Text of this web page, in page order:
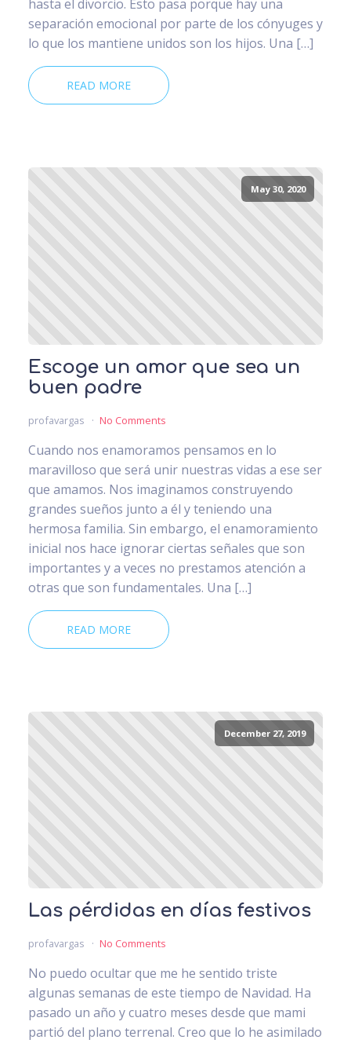
hasta el divorcio. Esto pasa porque hay una
separación emocional por parte de los cónyuges y
lo que los mantiene unidos son los hijos. Una […]
READ MORE
May 30, 2020
Escoge un amor que sea un
buen padre
profavargas No Comments
Cuando nos enamoramos pensamos en lo
maravilloso que será unir nuestras vidas a ese ser
que amamos. Nos imaginamos construyendo
grandes sueños junto a él y teniendo una
hermosa familia. Sin embargo, el enamoramiento
inicial nos hace ignorar ciertas señales que son
importantes y a veces no prestamos atención a
otras que son fundamentales. Una […]
READ MORE
December 27, 2019
Las pérdidas en días festivos
profavargas No Comments
No puedo ocultar que me he sentido triste
algunas semanas de este tiempo de Navidad. Ha
pasado un año y cuatro meses desde que mami
partió del plano terrenal. Creo que lo he asimilado